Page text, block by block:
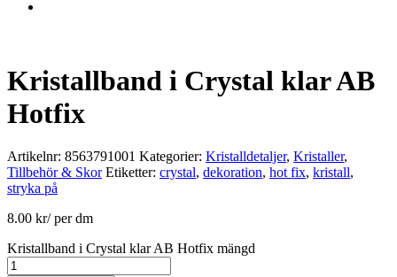
Kristallband i Crystal klar AB
Hotfix
Artikelnr: 8563791001 Kategorier: Kristalldetaljer, Kristaller,
Tillbehör & Skor Etiketter: crystal, dekoration, hot fix, kristall,
stryka på
8.00 kr/ per dm
Kristallband i Crystal klar AB Hotfix mängd